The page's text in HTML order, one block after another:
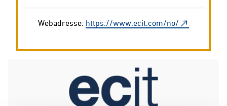
Webadresse: https://www.ecit.com/no/